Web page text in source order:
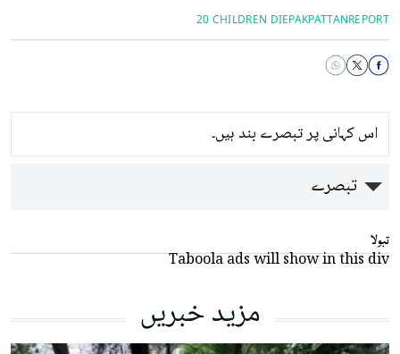
REPORT
PAKPATTAN
20 CHILDREN DIE
اس کہانی پر تبصرے بند ہیں۔
تبصرے
تبولا
Taboola ads will show in this div
مزید خبریں